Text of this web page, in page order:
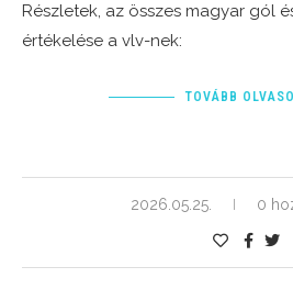
Részletek, az összes magyar gól
értékelése a vlv-nek:
TOVÁBB
2026.05.25. 0